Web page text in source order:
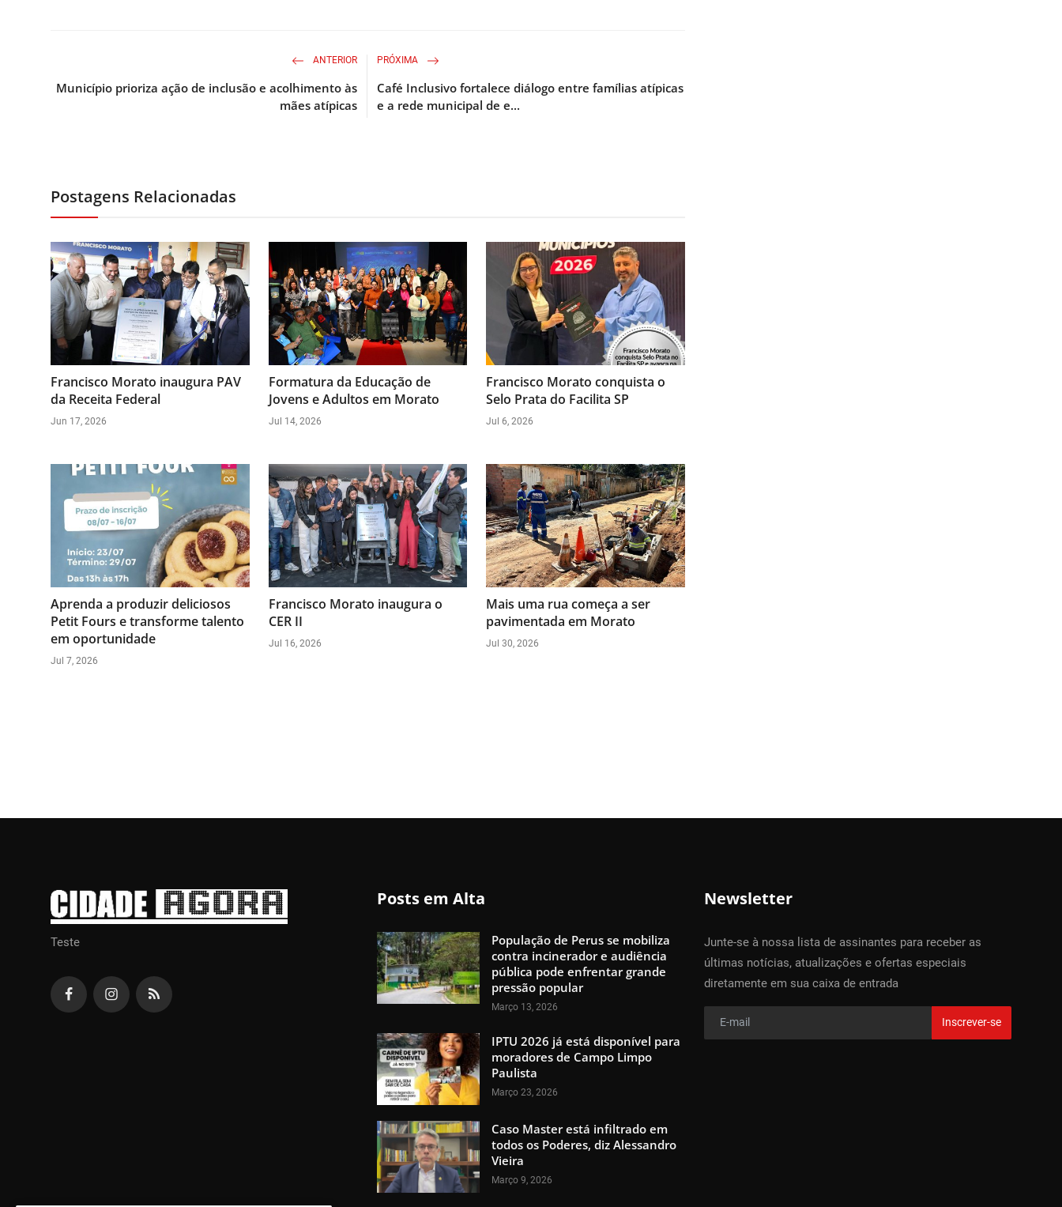
ANTERIOR
Município prioriza ação de inclusão e acolhimento às
mães atípicas
PRÓXIMA
Café Inclusivo fortalece diálogo entre famílias atípicas
e a rede municipal de e...
Postagens Relacionadas
Francisco Morato inaugura PAV
da Receita Federal
Jun 17, 2026
Formatura da Educação de
Jovens e Adultos em Morato
Jul 14, 2026
Francisco Morato conquista o
Selo Prata do Facilita SP
Jul 6, 2026
Aprenda a produzir deliciosos
Petit Fours e transforme talento
em oportunidade
Jul 7, 2026
Francisco Morato inaugura o
CER II
Jul 16, 2026
Mais uma rua começa a ser
pavimentada em Morato
Jul 30, 2026
Teste
Posts em Alta
População de Perus se mobiliza
contra incinerador e audiência
pública pode enfrentar grande
pressão popular
Março 13, 2026
IPTU 2026 já está disponível para
moradores de Campo Limpo
Paulista
Março 23, 2026
Caso Master está infiltrado em
todos os Poderes, diz Alessandro
Vieira
Março 9, 2026
Newsletter
Junte-se à nossa lista de assinantes para receber as
últimas notícias, atualizações e ofertas especiais
diretamente em sua caixa de entrada
Inscrever-se